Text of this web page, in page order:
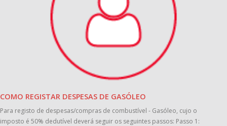
COMO REGISTAR DESPESAS DE GASÓLEO
Para registo de despesas/compras de combustível - Gasóleo, cujo o
imposto é 50% dedutível deverá seguir os seguintes passos: Passo 1: